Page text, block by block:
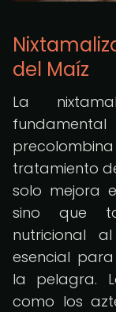
del Maíz
La
tratamiento
solo mejora
sino que
nutricional
esencial
la pelagra.
como los